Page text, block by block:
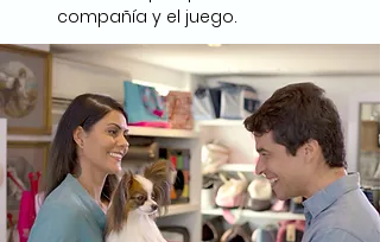
compañía y el juego.